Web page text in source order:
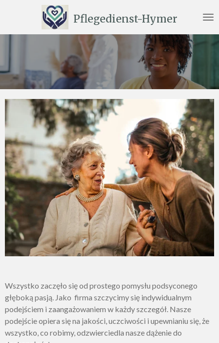
głównej
Pflegedienst-Hymer
Wszystko zaczęło się od prostego pomysłu podsyconego
głęboką pasją. Jako firma szczycimy się indywidualnym
podejściem i zaangażowaniem w każdy szczegół. Nasze
podejście opiera się na jakości, uczciwości i upewnianiu się, że
wszystko, co robimy, odzwierciedla nasze dążenie do